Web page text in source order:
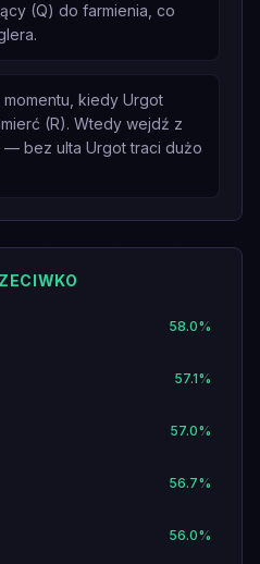
(Q) do farmienia, co
kiedy Urgot
(R). Wtedy wejdź z
— bez ulta Urgot traci dużo
58.0%
57.1%
57.0%
56.7%
56.0%